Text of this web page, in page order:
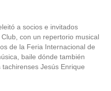
a socios e invitados
con un repertorio musical
de la Feria Internacional de
baile dónde también
Jesús Enrique